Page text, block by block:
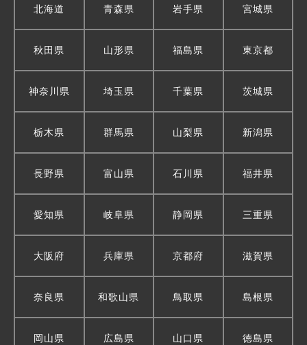
北海道 青森県 岩手県 宮城県
秋田県 山形県 福島県 東京都
神奈川県 埼玉県 千葉県 茨城県
栃木県 群馬県 山梨県 新潟県
長野県 富山県 石川県 福井県
愛知県 岐阜県 静岡県 三重県
大阪府 兵庫県 京都府 滋賀県
奈良県 和歌山県 鳥取県 島根県
岡山県 広島県 山口県 徳島県